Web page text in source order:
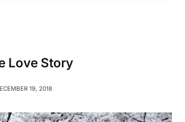
Love Story
19, 2018